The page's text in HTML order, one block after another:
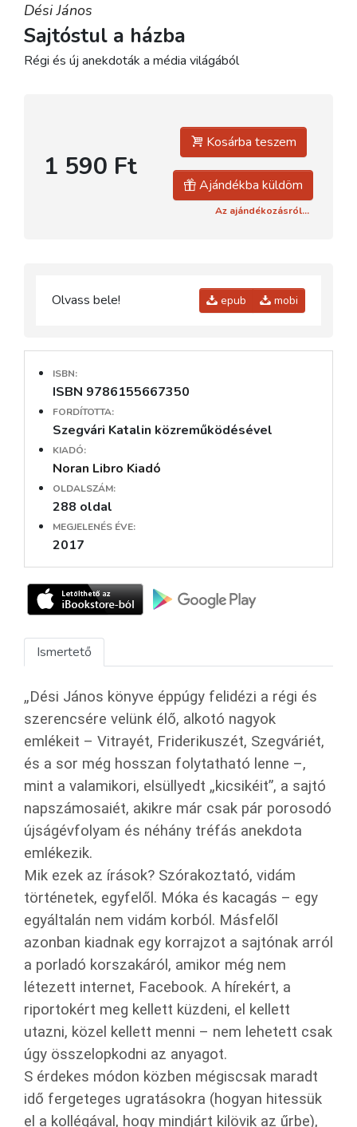
Dési János
Sajtóstul a házba
Régi és új anekdoták a média világából
1 590 Ft
Kosárba teszem
Ajándékba küldöm
Az ajándékozásról...
Olvass bele! epub mobi
ISBN:
ISBN 9786155667350
FORDÍTOTTA:
Szegvári Katalin közreműködésével
KIADÓ:
Noran Libro Kiadó
OLDALSZÁM:
288 oldal
MEGJELENÉS ÉVE:
2017
Ismertető
„Dési János könyve éppúgy felidézi a régi és
szerencsére velünk élő, alkotó nagyok
emlékeit – Vitrayét, Friderikuszét, Szegváriét,
és a sor még hosszan folytatható lenne –,
mint a valamikori, elsüllyedt „kicsikéit”, a sajtó
napszámosaiét, akikre már csak pár porosodó
újságévfolyam és néhány tréfás anekdota
emlékezik.
Mik ezek az írások? Szórakoztató, vidám
történetek, egyfelől. Móka és kacagás – egy
egyáltalán nem vidám korból. Másfelől
azonban kiadnak egy korrajzot a sajtónak arról
a porladó korszakáról, amikor még nem
létezett internet, Facebook. A hírekért, a
riportokért meg kellett küzdeni, el kellett
utazni, közel kellett menni – nem lehetett csak
úgy összelopkodni az anyagot.
S érdekes módon közben mégiscsak maradt
idő fergeteges ugratásokra (hogyan hitessük
el a kollégával, hogy mindjárt kilövik az űrbe),